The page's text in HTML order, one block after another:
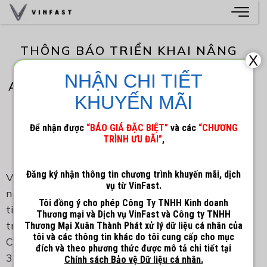
THÔNG BÁO TRIỂN KHAI NÂNG
CẤP APPLE CARPLAY/ANDROID
AUTO DÀNH CHO KHÁCH HÀNG VF
3 TIÊN PHONG
9 Tháng 2, 2026 admin
Với mong muốn không ngừng nâng cao trải
nghiệm kết nối thông minh – hiện đại – thuận
tiện trong quá trình sử dụng xe, VinFast trân
trọng thông báo triển khai nâng cấp Apple
CarPlay/Android Auto dành cho khách hàng VF
3 phiên bản Tiên phong (*).
NHẬN CHI TIẾT
KHUYẾN MÃI
Để nhận được “BÁO GIÁ ĐẶC BIỆT”và các “CHƯƠNG
TRÌNH ƯU ĐÃI”,
Đăng ký nhận thông tin chương trình khuyến mãi, dịch
vụ từ VinFast.
Tôi đồng ý cho phép Công Ty TNHH Kinh doanh
Thương mại và Dịch vụ VinFast và Công ty TNHH
Thương Mại Xuân Thành Phát xử lý dữ liệu cá nhân của
tôi và các thông tin khác do tôi cung cấp cho mục
đích và theo phương thức được mô tả chi tiết tại
Chính sách Bảo vệ Dữ liệu cá nhân.
X